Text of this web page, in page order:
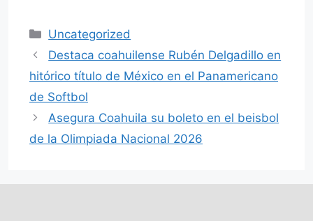
Categorías
Uncategorized
Destaca coahuilense Rubén Delgadillo en
hitórico título de México en el Panamericano
de Softbol
Asegura Coahuila su boleto en el beisbol
de la Olimpiada Nacional 2026